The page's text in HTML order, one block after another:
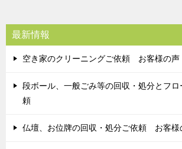
最新情報
空き家のクリーニングご依頼 お客様の声
段ボール、一般ごみ等の回収・処分とフ
頼
仏壇、お位牌の回収・処分ご依頼 お客様